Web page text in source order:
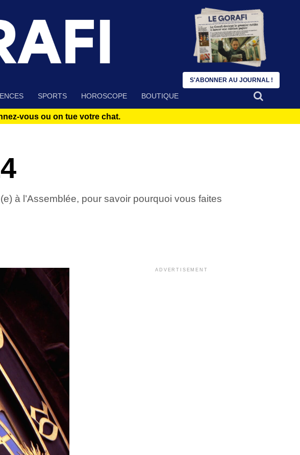
SPORTS HOROSCOPE BOUTIQUE
vous ou on tue votre chat.
à l’Assemblée, pour savoir pourquoi vous faites
ADVERTISEMENT
S'ABONNER AU JOURNAL !